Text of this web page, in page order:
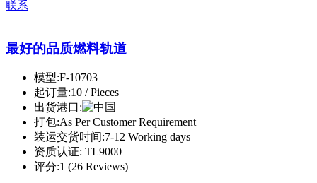
联系
最好的品质燃料轨道
模型:F-10703
起订量:10 / Pieces
出货港口:
打包:As Per Customer Requirement
装运交货时间:7-12 Working days
资质认证: TL9000
评分:1 (26 Reviews)